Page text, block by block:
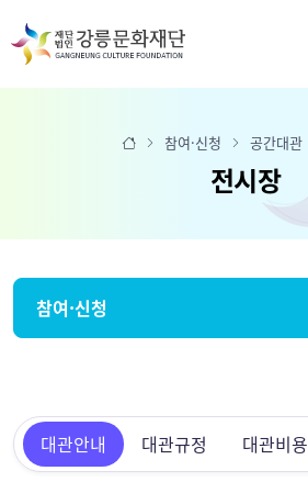
참여·신청 공간대관
전시장
참여·신청
대관안내 대관규정 대관비용